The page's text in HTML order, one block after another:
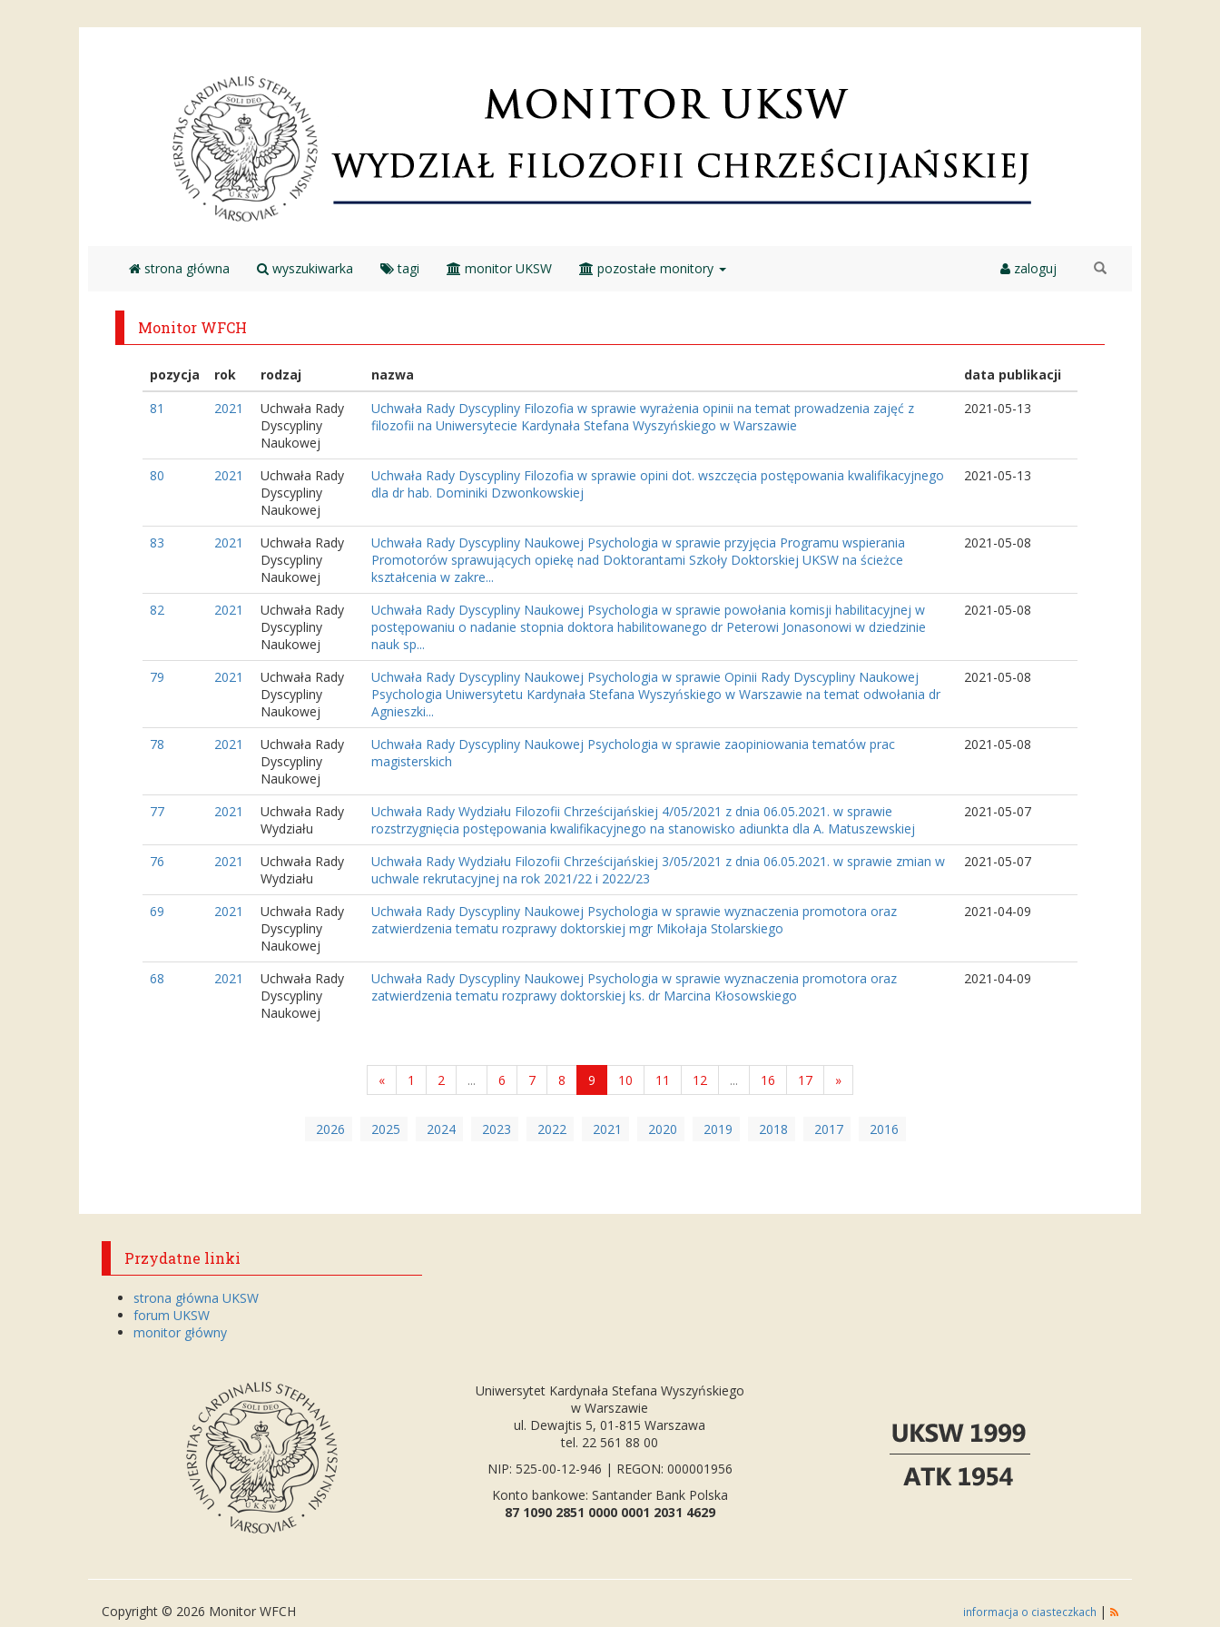
strona główna wyszukiwarka tagi monitor UKSW pozostałe monitory zaloguj
Monitor WFCH
pozycja rok rodzaj nazwa
data publikacji
81
2021
Uchwała Rady
Dyscypliny
Naukowej
Uchwała Rady Dyscypliny Filozofia w sprawie wyrażenia opinii na temat prowadzenia zajęć z
filozofii na Uniwersytecie Kardynała Stefana Wyszyńskiego w Warszawie
2021-05-13
80 2021
Uchwała Rady
Dyscypliny
Naukowej
Uchwała Rady Dyscypliny Filozofia w sprawie opini dot. wszczęcia postępowania kwalifikacyjnego
dla dr hab. Dominiki Dzwonkowskiej
2021-05-13
83 2021
Uchwała Rady
Dyscypliny
Naukowej
Uchwała Rady Dyscypliny Naukowej Psychologia w sprawie przyjęcia Programu wspierania
Promotorów sprawujących opiekę nad Doktorantami Szkoły Doktorskiej UKSW na ścieżce
kształcenia w zakre...
2021-05-08
82 2021
Uchwała Rady
Dyscypliny
Naukowej
Uchwała Rady Dyscypliny Naukowej Psychologia w sprawie powołania komisji habilitacyjnej w
postępowaniu o nadanie stopnia doktora habilitowanego dr Peterowi Jonasonowi w dziedzinie
nauk sp...
2021-05-08
79 2021
Uchwała Rady
Dyscypliny
Naukowej
Uchwała Rady Dyscypliny Naukowej Psychologia w sprawie Opinii Rady Dyscypliny Naukowej
Psychologia Uniwersytetu Kardynała Stefana Wyszyńskiego w Warszawie na temat odwołania dr
Agnieszki...
2021-05-08
78 2021
Uchwała Rady
Dyscypliny
Naukowej
Uchwała Rady Dyscypliny Naukowej Psychologia w sprawie zaopiniowania tematów prac
magisterskich
2021-05-08
77 2021
Uchwała Rady
Wydziału
Uchwała Rady Wydziału Filozofii Chrześcijańskiej 4/05/2021 z dnia 06.05.2021. w sprawie
rozstrzygnięcia postępowania kwalifikacyjnego na stanowisko adiunkta dla A. Matuszewskiej
2021-05-07
76 2021
Uchwała Rady
Wydziału
Uchwała Rady Wydziału Filozofii Chrześcijańskiej 3/05/2021 z dnia 06.05.2021. w sprawie zmian w
uchwale rekrutacyjnej na rok 2021/22 i 2022/23
2021-05-07
69 2021
Uchwała Rady
Dyscypliny
Naukowej
Uchwała Rady Dyscypliny Naukowej Psychologia w sprawie wyznaczenia promotora oraz
zatwierdzenia tematu rozprawy doktorskiej mgr Mikołaja Stolarskiego
2021-04-09
68 2021
Uchwała Rady
Dyscypliny
Naukowej
Uchwała Rady Dyscypliny Naukowej Psychologia w sprawie wyznaczenia promotora oraz
zatwierdzenia tematu rozprawy doktorskiej ks. dr Marcina Kłosowskiego
2021-04-09
« 1 2 ... 6 7 8 9 10 11 12 ... 16 17 »
2026 2025 2024 2023 2022 2021 2020 2019 2018 2017 2016
Przydatne linki
strona główna UKSW
forum UKSW
monitor główny
Uniwersytet Kardynała Stefana Wyszyńskiego
w Warszawie
ul. Dewajtis 5, 01-815 Warszawa
tel. 22 561 88 00
NIP: 525-00-12-946 | REGON: 000001956
Konto bankowe: Santander Bank Polska
87 1090 2851 0000 0001 2031 4629
Copyright © 2026 Monitor WFCH informacja o ciasteczkach |